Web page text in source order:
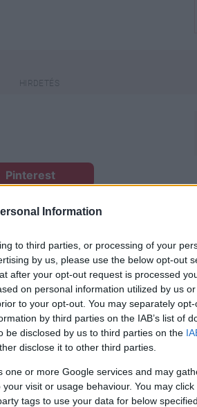
Information
to third parties, or processing of your
by us, please use the below opt-out
after your opt-out request is processed
on personal information utilized by us
to your opt-out. You may separately
by third parties on the IAB’s list of
be disclosed by us to third parties on the
disclose it to other third parties.
one or more Google services and may
visit or usage behaviour. You may
tags to use your data for below
Pinterest
Vera
és
az iskolai
vágyairól és
a két